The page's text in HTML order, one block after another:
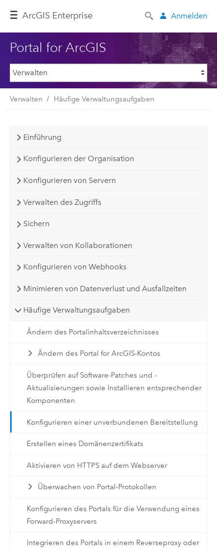
ArcGIS Enterprise Anmelden
Portal for ArcGIS
Verwalten Häufige Verwaltungsaufgaben
Einführung
Konfigurieren der Organisation
Konfigurieren von Servern
Verwalten des Zugriffs
Sichern
Verwalten von Kollaborationen
Konfigurieren von Webhooks
Minimieren von Datenverlust und Ausfallzeiten
Häufige Verwaltungsaufgaben
Ändern des Portalinhaltsverzeichnisses
Ändern des Portal for ArcGIS-Kontos
Überprüfen auf Software-Patches und -
Aktualisierungen sowie Installieren entsprechender
Komponenten
Konfigurieren einer unverbundenen Bereitstellung
Erstellen eines Domänenzertifikats
Aktivieren von HTTPS auf dem Webserver
Überwachen von Portal-Protokollen
Konfigurieren des Portals für die Verwendung eines
Forward-Proxyservers
Integrieren des Portals in einem Reverseproxy oder